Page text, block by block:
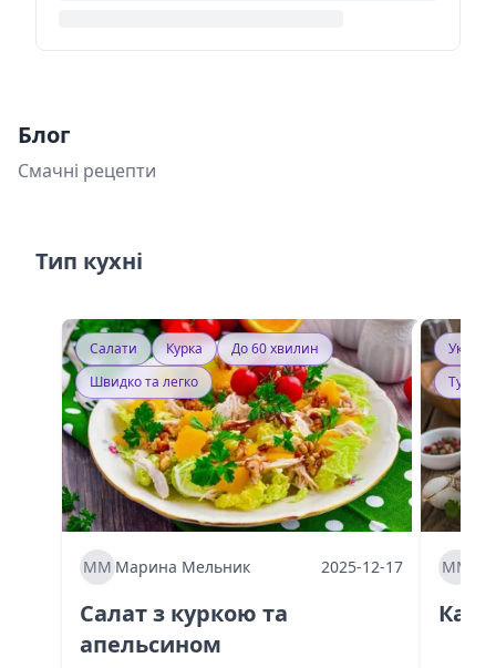
Блог
Смачні рецепти
Тип кухні
Салати Курка
До 60 хвилин
Швидко та легко
ММ Марина Мельник 2025-12-17
Салат з куркою та
апельсином
ММ